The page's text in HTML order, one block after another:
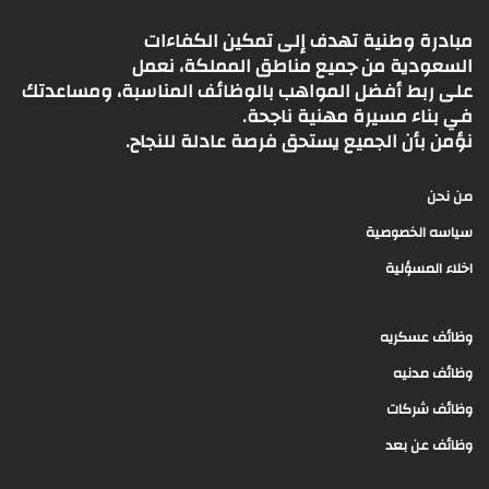
مبادرة وطنية تهدف إلى تمكين الكفاءات
السعودية من جميع مناطق المملكة، نعمل
على ربط أفضل المواهب بالوظائف المناسبة، ومساعدتك
في بناء مسيرة مهنية ناجحة.
نؤمن بأن الجميع يستحق فرصة عادلة للنجاح.
من نحن
سياسه الخصوصية
اخلاء المسؤلية
وظائف عسكريه
وظائف مدنيه
وظائف شركات
وظائف عن بعد